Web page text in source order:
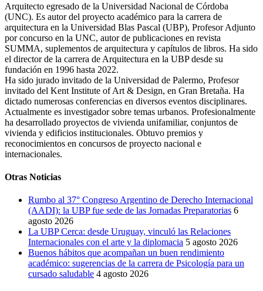
Arquitecto egresado de la Universidad Nacional de Córdoba
(UNC). Es autor del proyecto académico para la carrera de
arquitectura en la Universidad Blas Pascal (UBP), Profesor Adjunto
por concurso en la UNC, autor de publicaciones en revista
SUMMA, suplementos de arquitectura y capítulos de libros. Ha sido
el director de la carrera de Arquitectura en la UBP desde su
fundación en 1996 hasta 2022.
Ha sido jurado invitado de la Universidad de Palermo, Profesor
invitado del Kent Institute of Art & Design, en Gran Bretaña. Ha
dictado numerosas conferencias en diversos eventos disciplinares.
Actualmente es investigador sobre temas urbanos. Profesionalmente
ha desarrollado proyectos de vivienda unifamiliar, conjuntos de
vivienda y edificios institucionales. Obtuvo premios y
reconocimientos en concursos de proyecto nacional e
internacionales.
Otras Noticias
Rumbo al 37° Congreso Argentino de Derecho Internacional
(AADI): la UBP fue sede de las Jornadas Preparatorias 6
agosto 2026
La UBP Cerca: desde Uruguay, vinculó las Relaciones
Internacionales con el arte y la diplomacia 5 agosto 2026
Buenos hábitos que acompañan un buen rendimiento
académico: sugerencias de la carrera de Psicología para un
cursado saludable 4 agosto 2026